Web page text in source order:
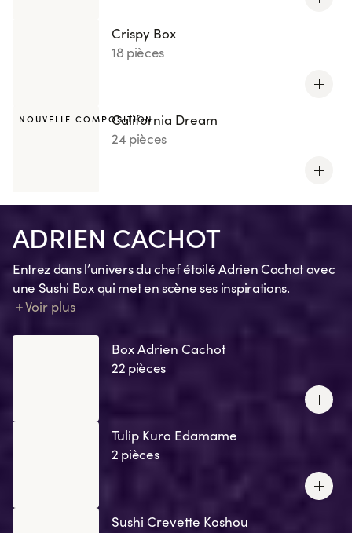
Crispy Box
18 pièces
NOUVELLE COMPOSITIONCalifornia Dream
24 pièces
ADRIEN CACHOT
Entrez dans l’univers du chef étoilé Adrien Cachot avec
une Sushi Box qui met en scène ses inspirations.
Chaque création traduit un souvenir, une émotion, un
Voir plus
Box Adrien Cachot
22 pièces
Tulip Kuro Edamame
2 pièces
Sushi Crevette Koshou